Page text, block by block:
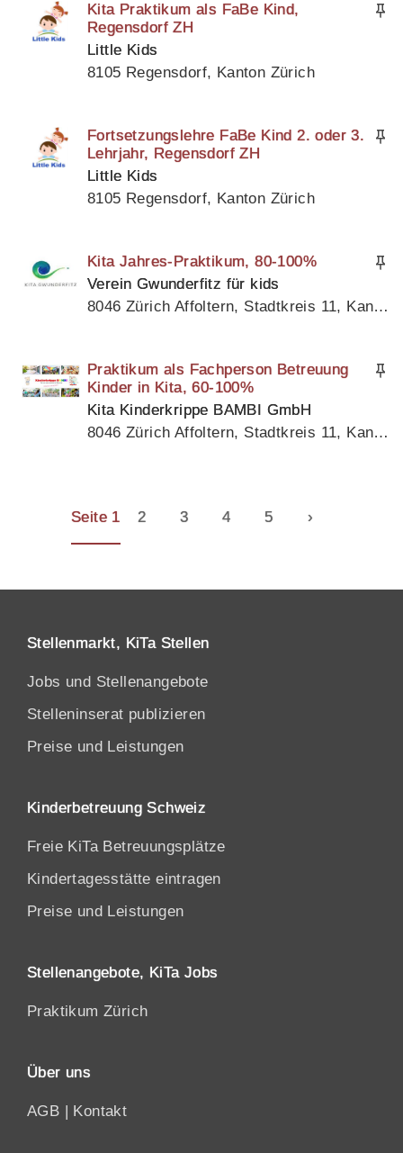
Kita Praktikum als FaBe Kind,
Regensdorf ZH
Little Kids
8105 Regensdorf, Kanton Zürich
Fortsetzungslehre FaBe Kind 2. oder 3.
Lehrjahr, Regensdorf ZH
Little Kids
8105 Regensdorf, Kanton Zürich
Kita Jahres-Praktikum, 80-100%
Verein Gwunderfitz für kids
8046 Zürich Affoltern, Stadtkreis 11, Kanton Zürich
Praktikum als Fachperson Betreuung
Kinder in Kita, 60-100%
Kita Kinderkrippe BAMBI GmbH
8046 Zürich Affoltern, Stadtkreis 11, Kanton Zürich
Seite 1 2 3 4 5 ›
Stellenmarkt, KiTa Stellen
Jobs und Stellenangebote
Stelleninserat publizieren
Preise und Leistungen
Kinderbetreuung Schweiz
Freie KiTa Betreuungsplätze
Kindertagesstätte eintragen
Preise und Leistungen
Stellenangebote, KiTa Jobs
Praktikum Zürich
Über uns
AGB | Kontakt